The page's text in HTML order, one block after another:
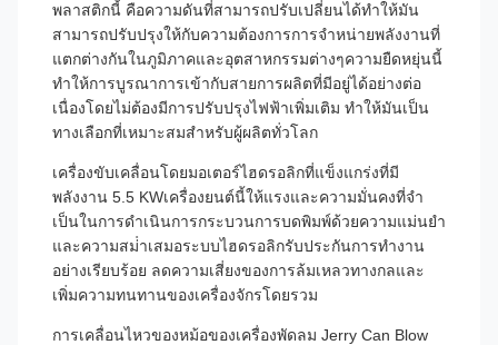
พลาสติกนี้ คือความดันที่สามารถปรับเปลี่ยนได้ทําให้มัน
สามารถปรับปรุงให้กับความต้องการการจําหน่ายพลังงานที่
แตกต่างกันในภูมิภาคและอุตสาหกรรมต่างๆความยืดหยุ่นนี้
ทําให้การบูรณาการเข้ากับสายการผลิตที่มีอยู่ได้อย่างต่อ
เนื่องโดยไม่ต้องมีการปรับปรุงไฟฟ้าเพิ่มเติม ทําให้มันเป็น
ทางเลือกที่เหมาะสมสําหรับผู้ผลิตทั่วโลก
เครื่องขับเคลื่อนโดยมอเตอร์ไฮดรอลิกที่แข็งแกร่งที่มี
พลังงาน 5.5 KWเครื่องยนต์นี้ให้แรงและความมั่นคงที่จํา
เป็นในการดําเนินการกระบวนการบดพิมพ์ด้วยความแม่นยํา
และความสม่ําเสมอระบบไฮดรอลิกรับประกันการทํางาน
อย่างเรียบร้อย ลดความเสี่ยงของการล้มเหลวทางกลและ
เพิ่มความทนทานของเครื่องจักรโดยรวม
การเคลื่อนไหวของหม้อของเครื่องพัดลม Jerry Can Blow